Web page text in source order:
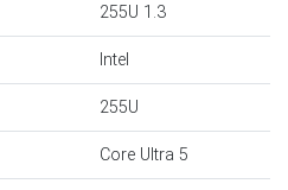
255U 1.3
Intel
255U
Core Ultra 5